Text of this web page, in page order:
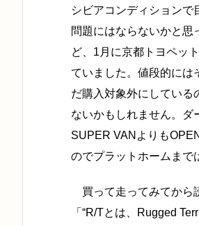
シビアコンディションで
問題にはならないかと
ど、1月に京都トヨペッ
ていました。値段的には
だ購入対象外にしている
ないかもしれません。ダ
SUPER VANよりも
のでプラットホームまで
買って走ってみてから
“R/Tとは、Rugged